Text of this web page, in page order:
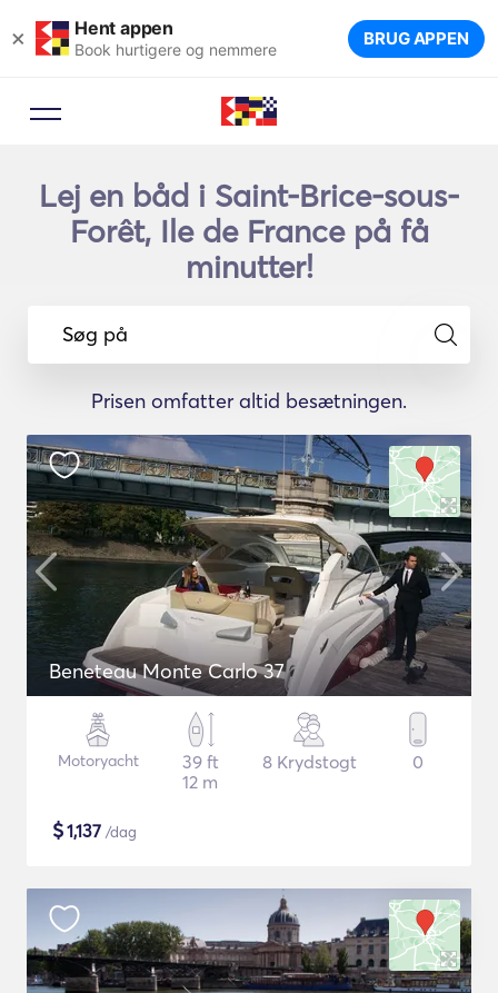
× Hent appen
Book hurtigere og nemmere BRUG APPEN
Lej en båd i Saint-Brice-sous-
Forêt, Ile de France på få
minutter!
Søg på
Prisen omfatter altid besætningen.
Beneteau Monte Carlo 37
Motoryacht
39 ft
12 m
8 Krydstogt 0
$1,137 /dag